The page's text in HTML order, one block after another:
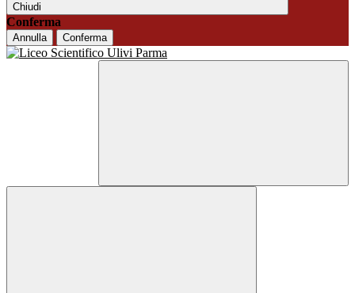
Chiudi
Conferma
Annulla Conferma